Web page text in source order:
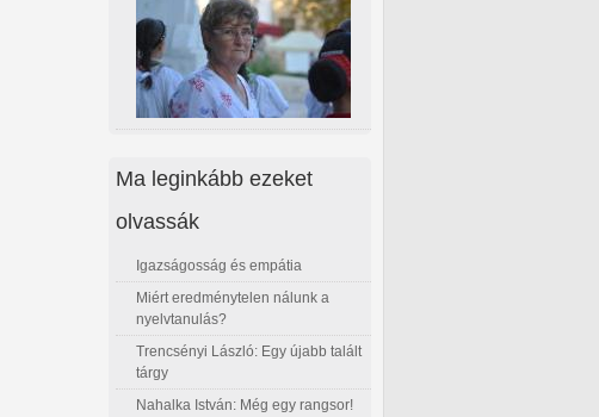
Ma leginkább ezeket
olvassák
Igazságosság és empátia
Miért eredménytelen nálunk a
nyelvtanulás?
Trencsényi László: Egy újabb talált
tárgy
Nahalka István: Még egy rangsor!